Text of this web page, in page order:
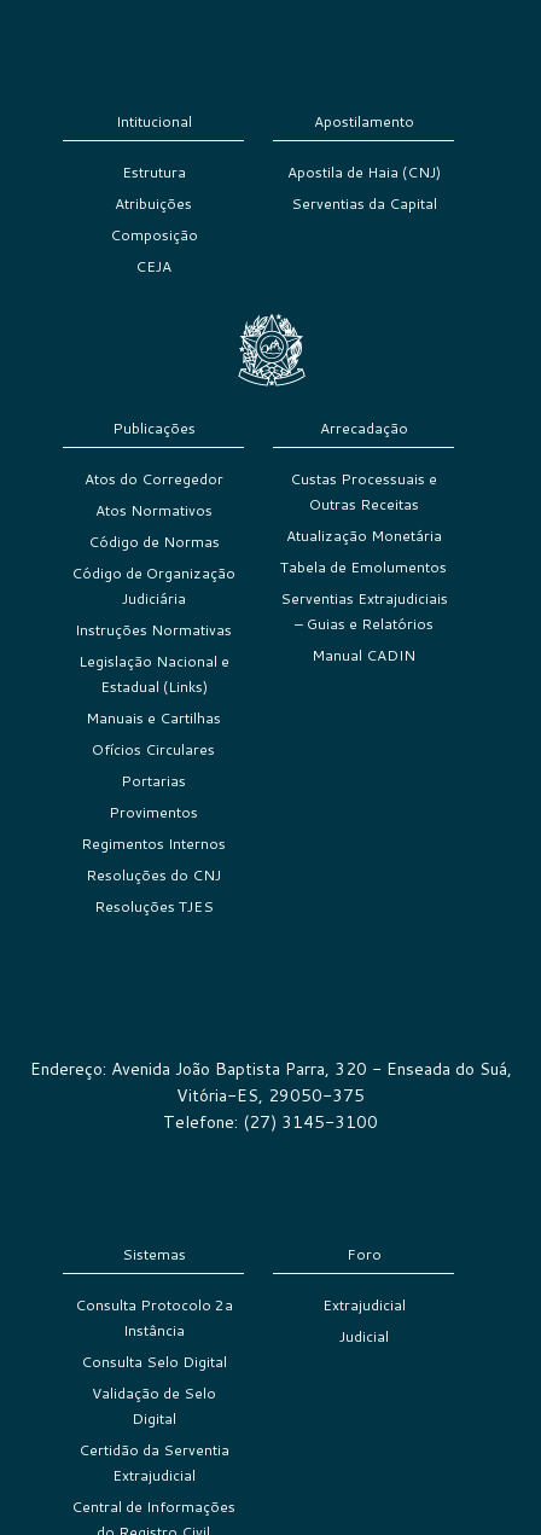
Intitucional
Estrutura
Atribuições
Composição
CEJA
Apostilamento
Apostila de Haia (CNJ)
Serventias da Capital
Publicações
Atos do Corregedor
Atos Normativos
Código de Normas
Código de Organização
Judiciária
Instruções Normativas
Legislação Nacional e
Estadual (Links)
Manuais e Cartilhas
Ofícios Circulares
Portarias
Provimentos
Regimentos Internos
Resoluções do CNJ
Resoluções TJES
Arrecadação
Custas Processuais e
Outras Receitas
Atualização Monetária
Tabela de Emolumentos
Serventias Extrajudiciais
– Guias e Relatórios
Manual CADIN
Endereço: Avenida João Baptista Parra, 320 - Enseada do Suá,
Vitória-ES, 29050-375
Telefone: (27) 3145-3100
Sistemas
Consulta Protocolo 2a
Instância
Consulta Selo Digital
Validação de Selo
Digital
Certidão da Serventia
Extrajudicial
Central de Informações
Foro
Extrajudicial
Judicial